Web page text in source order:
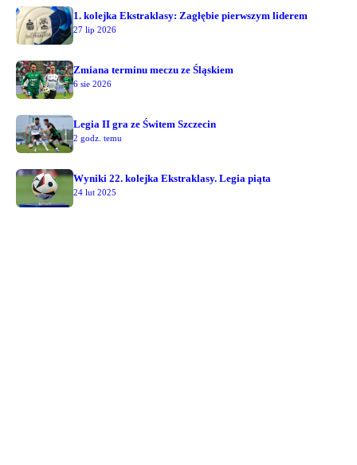
1. kolejka Ekstraklasy: Zagłębie pierwszym liderem
27 lip 2026
Zmiana terminu meczu ze Śląskiem
6 sie 2026
Legia II gra ze Świtem Szczecin
2 godz. temu
Wyniki 22. kolejka Ekstraklasy. Legia piąta
24 lut 2025